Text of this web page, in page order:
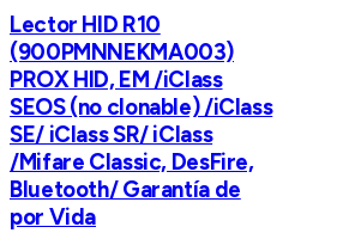
Lector HID R10
(900PMNNEKMA003)
PROX HID, EM /iClass
SEOS (no clonable) /iClass
SE/ iClass SR/ iClass
/Mifare Classic, DesFire,
Bluetooth/ Garantía de
por Vida